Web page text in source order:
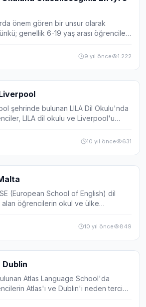
önem gören bir unsur olarak
genellik 6-19 yaş arası öğrenciler
a...
9 yıl önce 1.222
şehrinde bulunan LILA Dil Okulu'nda
LILA dil okulu ve Liverpool'u
10 yıl önce 631
(European School of English) dil
öğrencilerin okul ve ülke
10 yıl önce 849
Dublin
Atlas Language School'da
Atlas'ı ve Dublin'i neden tercih